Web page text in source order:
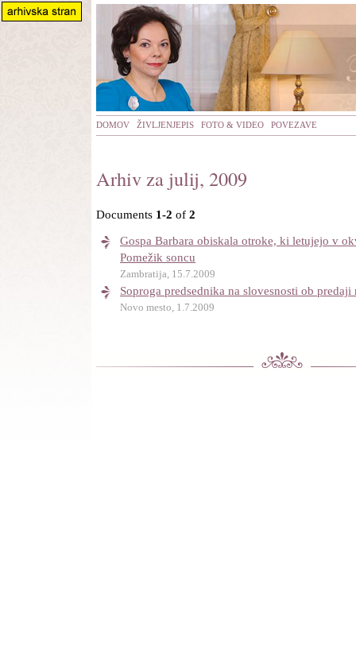
DOMOV ŽIVLJENJEPIS FOTO & VIDEO POVEZAVE
Arhiv za julij, 2009
Documents 1-2 of 2
Gospa Barbara obiskala otroke, ki letujejo v
Pomežik soncu
Zambratija, 15.7.2009
Soproga predsednika na slovesnosti ob
Novo mesto, 1.7.2009